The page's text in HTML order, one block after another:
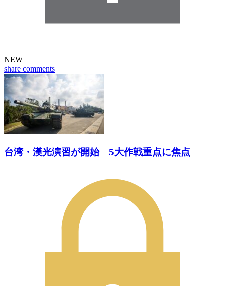
NEW
share comments
台湾・漢光演習が開始 5大作戦重点に焦点